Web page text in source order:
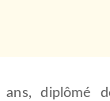
ans, diplômé